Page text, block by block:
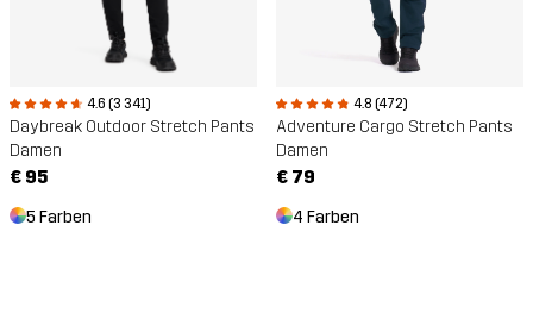
4.6 (3 341)
Daybreak Outdoor Stretch Pants
Damen
€ 95
5 Farben
4.8 (472)
Adventure Cargo Stretch Pants
Damen
€ 79
4 Farben